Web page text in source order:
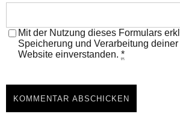
Mit der Nutzung dieses Formulars
Speicherung und Verarbeitung
Website einverstanden. *